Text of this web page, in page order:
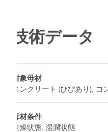
技術データ
対象母材
コンクリート (ひびあり),
母材条件
乾燥状態, 湿潤状態